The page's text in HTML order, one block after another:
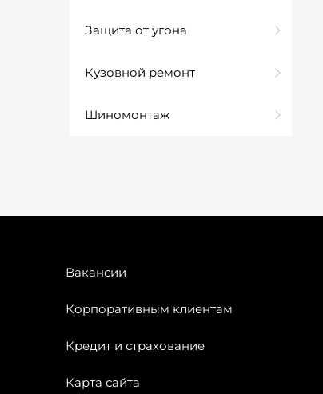
Защита от угона
Кузовной ремонт
Шиномонтаж
Вакансии
Корпоративным клиентам
Кредит и страхование
Карта сайта